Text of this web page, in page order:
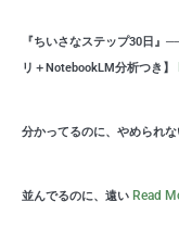
『ちいさなステップ30日』
リ＋NotebookLM分析つき】
分かってるのに、やめられな
並んでるのに、遠い Read